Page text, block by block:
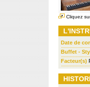
Cliquez
Date de
Buffet -
Facteur(s)